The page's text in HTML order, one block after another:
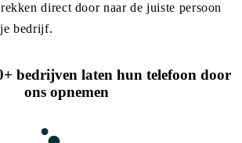
direct door naar de juiste persoon
bedrijf.
bedrijven laten hun telefoon door
ons opnemen